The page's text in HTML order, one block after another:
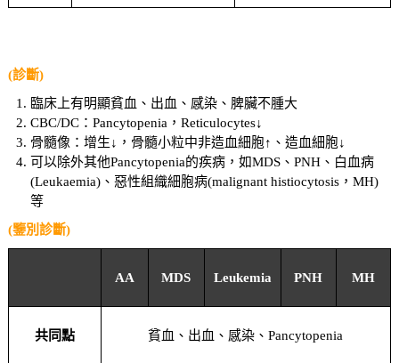
(診斷)
臨床上有明顯貧血、出血、感染、脾臟不腫大
CBC/DC：Pancytopenia，Reticulocytes↓
骨髓像：增生↓，骨髓小粒中非造血細胞↑、造血細胞↓
可以除外其他Pancytopenia的疾病，如MDS、PNH、白血病
(Leukaemia)、惡性組織細胞病(malignant histiocytosis，MH)
等
(鑒別診斷)
AA MDS Leukemia PNH MH
共同點 貧血、出血、感染、Pancytopenia